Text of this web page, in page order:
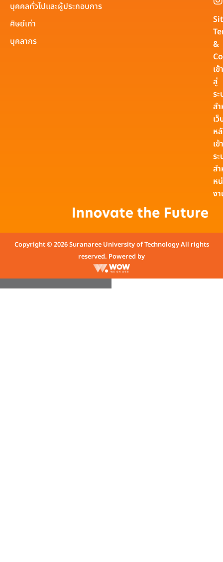
บุคคลทั่วไปและผู้ประกอบการ
ศิษย์เก่า
บุคลากร
&
เข้า
สู่
ร
ส
เ
ห
เข้
ร
ส
ห
ง
Copyright © 2026 Suranaree University of Technology All rights
reserved. Powered by